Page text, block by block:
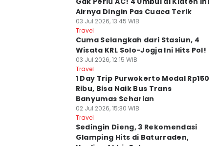
Airnya Dingin Pas Cuaca Terik
03 Jul 2026, 13:45 WIB
Travel
Cuma Selangkah dari Stasiun, 4
Wisata KRL Solo-Jogja Ini Hits Pol!
03 Jul 2026, 12:15 WIB
Travel
1 Day Trip Purwokerto Modal Rp150
Ribu, Bisa Naik Bus Trans
Banyumas Seharian
02 Jul 2026, 15:30 WIB
Travel
Sedingin Dieng, 3 Rekomendasi
Glamping Hits di Baturraden,